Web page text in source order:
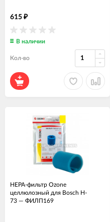
615 ₽
В наличии
Кол-во
HEPA-фильтр Ozone
целлюлозный для Bosch H-
73 — ФИЛП169